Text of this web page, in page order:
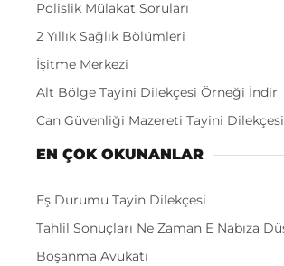
Polislik Mülakat Soruları
2 Yıllık Sağlık Bölümleri
İşitme Merkezi
Alt Bölge Tayini Dilekçesi Örneği İndir
Can Güvenliği Mazereti Tayini
EN ÇOK OKUNANLAR
Eş Durumu Tayin Dilekçesi
Tahlil Sonuçları Ne Zaman E Nabıza
Boşanma Avukatı